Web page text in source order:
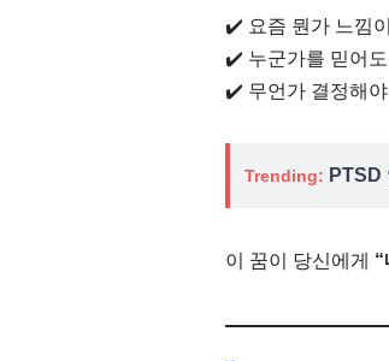
✔️ 요즘 뭔가 느낌
✔️ 누군가를 믿어
✔️ 무언가 결정해
Trending: PTSD
이 꿈이 당신에게